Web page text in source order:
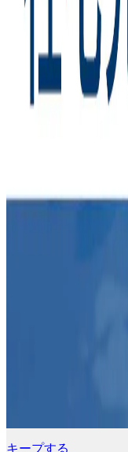
キープする